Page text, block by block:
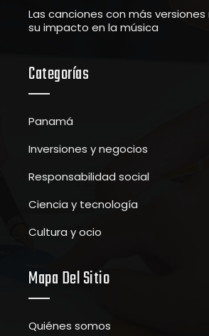
Las canciones con más
su impacto en la música
Categorías
Panamá
Inversiones y negocios
Responsabilidad social
Ciencia y tecnología
Cultura y ocio
Mapa Del Sitio
Quiénes somos